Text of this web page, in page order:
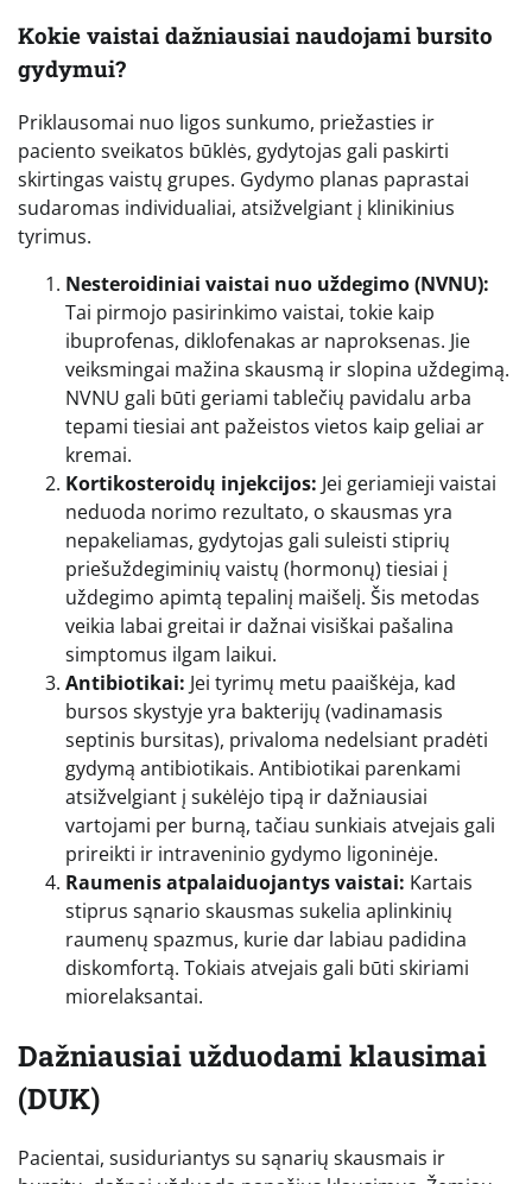
Kokie vaistai dažniausiai naudojami bursito
gydymui?
Priklausomai nuo ligos sunkumo, priežasties ir
paciento sveikatos būklės, gydytojas gali paskirti
skirtingas vaistų grupes. Gydymo planas paprastai
sudaromas individualiai, atsižvelgiant į klinikinius
tyrimus.
Nesteroidiniai vaistai nuo uždegimo (NVNU):
Tai pirmojo pasirinkimo vaistai, tokie kaip
ibuprofenas, diklofenakas ar naproksenas. Jie
veiksmingai mažina skausmą ir slopina uždegimą.
NVNU gali būti geriami tablečių pavidalu arba
tepami tiesiai ant pažeistos vietos kaip geliai ar
kremai.
Kortikosteroidų injekcijos: Jei geriamieji vaistai
neduoda norimo rezultato, o skausmas yra
nepakeliamas, gydytojas gali suleisti stiprių
priešuždegiminių vaistų (hormonų) tiesiai į
uždegimo apimtą tepalinį maišelį. Šis metodas
veikia labai greitai ir dažnai visiškai pašalina
simptomus ilgam laikui.
Antibiotikai: Jei tyrimų metu paaiškėja, kad
bursos skystyje yra bakterijų (vadinamasis
septinis bursitas), privaloma nedelsiant pradėti
gydymą antibiotikais. Antibiotikai parenkami
atsižvelgiant į sukėlėjo tipą ir dažniausiai
vartojami per burną, tačiau sunkiais atvejais gali
prireikti ir intraveninio gydymo ligoninėje.
Raumenis atpalaiduojantys vaistai: Kartais
stiprus sąnario skausmas sukelia aplinkinių
raumenų spazmus, kurie dar labiau padidina
diskomfortą. Tokiais atvejais gali būti skiriami
miorelaksantai.
Dažniausiai užduodami klausimai
(DUK)
Pacientai, susiduriantys su sąnarių skausmais ir